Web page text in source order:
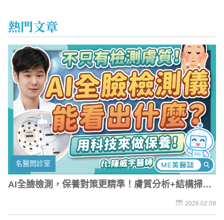
熱門文章
名醫問診室
AI全臉檢測，保養對策更精準！膚質分析+結構掃
2026.02.09